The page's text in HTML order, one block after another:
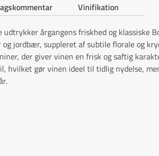
Vinifikation
årgangens friskhed og klassiske
jordbær, suppleret af subtile florale og
der giver vinen en frisk og saftig
hvilket gør vinen ideel til tidlig nydelse,